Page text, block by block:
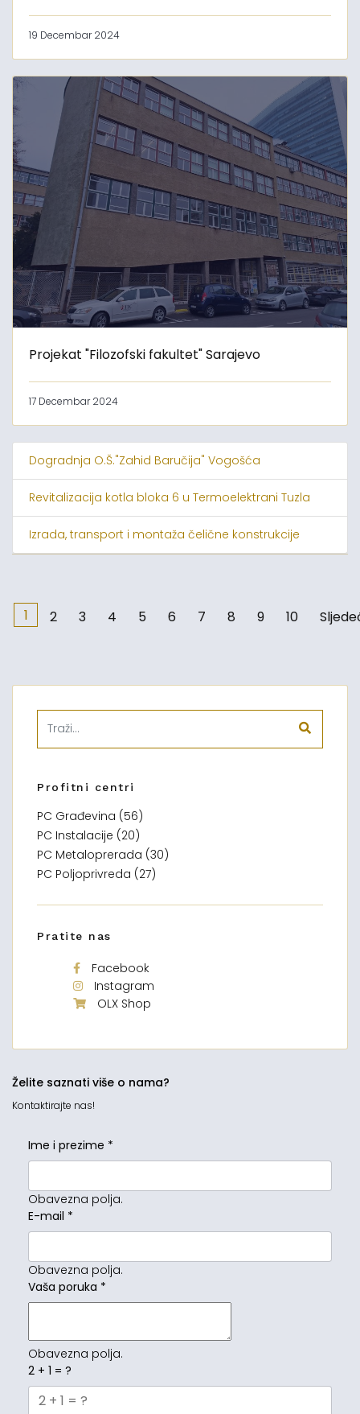
19 Decembar 2024
Projekat "Filozofski fakultet" Sarajevo
17 Decembar 2024
Dogradnja O.Š."Zahid Baručija" Vogošća
Revitalizacija kotla bloka 6 u Termoelektrani Tuzla
Izrada, transport i montaža čelične konstrukcije
1 2 3 4 5 6 7 8 9 10
Profitni centri
PC Građevina (56)
PC Instalacije (20)
PC Metaloprerada (30)
PC Poljoprivreda (27)
Pratite nas
Facebook
Instagram
OLX Shop
Želite saznati više o nama?
Kontaktirajte nas!
Ime i prezime *
Obavezna polja.
E-mail *
Obavezna polja.
Vaša poruka *
Obavezna polja.
2 + 1 = ?